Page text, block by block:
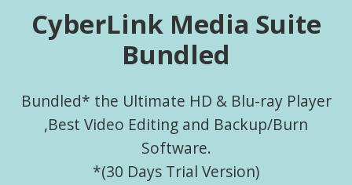
CyberLink Media Suite
Bundled
Bundled* the Ultimate HD & Blu-ray Player
,Best Video Editing and Backup/Burn
Software.
*(30 Days Trial Version)